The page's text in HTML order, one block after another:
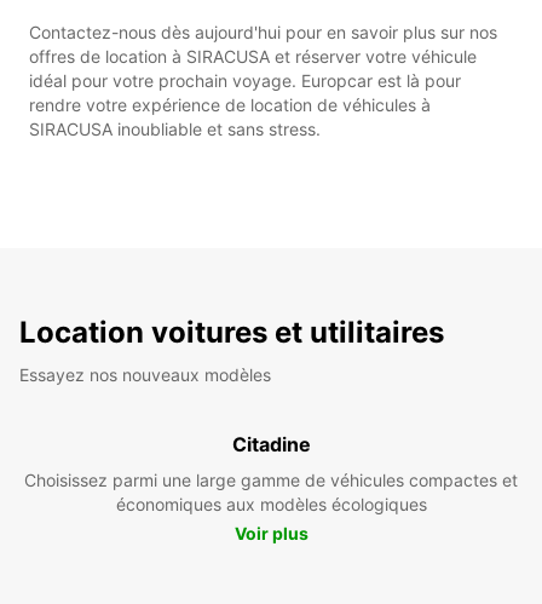
Contactez-nous dès aujourd'hui pour en savoir plus sur nos
offres de location à SIRACUSA et réserver votre véhicule
idéal pour votre prochain voyage. Europcar est là pour
rendre votre expérience de location de véhicules à
SIRACUSA inoubliable et sans stress.
Location voitures et utilitaires
Essayez nos nouveaux modèles
Citadine
Choisissez parmi une large gamme de véhicules compactes et
économiques aux modèles écologiques
Voir plus